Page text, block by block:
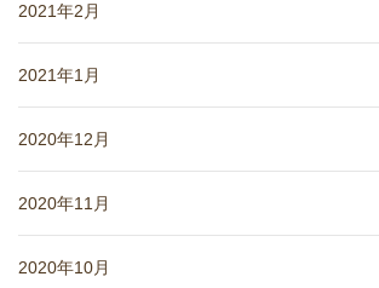
2021年2月
2021年1月
2020年12月
2020年11月
2020年10月